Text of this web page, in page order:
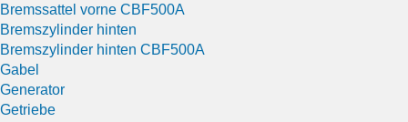
Bremssattel vorne CBF500A
Bremszylinder hinten
Bremszylinder hinten CBF500A
Gabel
Generator
Getriebe